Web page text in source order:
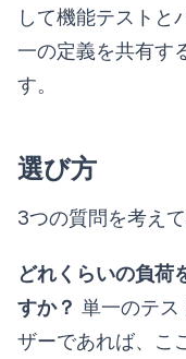
して機能テストと
一の定義を共有す
す。
選び方
3つの質問を考え
どれくらいの負荷
すか？ 単一のテス
ザーであれば、こ